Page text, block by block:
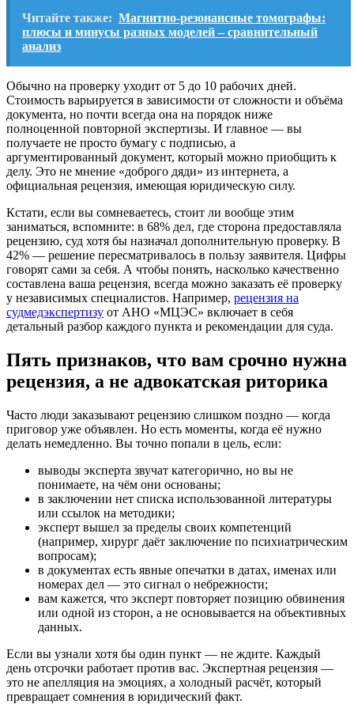
Читайте также: Магнитно-резонансные томографы:
плюсы и минусы разных моделей – сравнительный
анализ
Обычно на проверку уходит от 5 до 10 рабочих дней.
Стоимость варьируется в зависимости от сложности и объёма
документа, но почти всегда она на порядок ниже
полноценной повторной экспертизы. И главное — вы
получаете не просто бумагу с подписью, а
аргументированный документ, который можно приобщить к
делу. Это не мнение «доброго дяди» из интернета, а
официальная рецензия, имеющая юридическую силу.
Кстати, если вы сомневаетесь, стоит ли вообще этим
заниматься, вспомните: в 68% дел, где сторона предоставляла
рецензию, суд хотя бы назначал дополнительную проверку. В
42% — решение пересматривалось в пользу заявителя. Цифры
говорят сами за себя. А чтобы понять, насколько качественно
составлена ваша рецензия, всегда можно заказать её проверку
у независимых специалистов. Например, рецензия на
судмедэкспертизу от АНО «МЦЭС» включает в себя
детальный разбор каждого пункта и рекомендации для суда.
Пять признаков, что вам срочно нужна
рецензия, а не адвокатская риторика
Часто люди заказывают рецензию слишком поздно — когда
приговор уже объявлен. Но есть моменты, когда её нужно
делать немедленно. Вы точно попали в цель, если:
выводы эксперта звучат категорично, но вы не
понимаете, на чём они основаны;
в заключении нет списка использованной литературы
или ссылок на методики;
эксперт вышел за пределы своих компетенций
(например, хирург даёт заключение по психиатрическим
вопросам);
в документах есть явные опечатки в датах, именах или
номерах дел — это сигнал о небрежности;
вам кажется, что эксперт повторяет позицию обвинения
или одной из сторон, а не основывается на объективных
данных.
Если вы узнали хотя бы один пункт — не ждите. Каждый
день отсрочки работает против вас. Экспертная рецензия —
это не апелляция на эмоциях, а холодный расчёт, который
превращает сомнения в юридический факт.